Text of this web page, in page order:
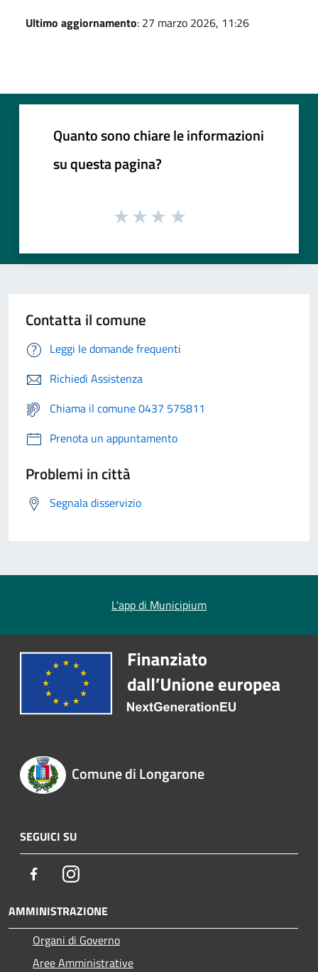
Ultimo aggiornamento: 27 marzo 2026, 11:26
Quanto sono chiare le informazioni
su questa pagina?
Contatta il comune
Leggi le domande frequenti
Richiedi Assistenza
Chiama il comune 0437 575811
Prenota un appuntamento
Problemi in città
Segnala disservizio
L'app di Municipium
Comune di Longarone
SEGUICI SU
FacebookInstagram
AMMINISTRAZIONE
Organi di Governo
Aree Amministrative